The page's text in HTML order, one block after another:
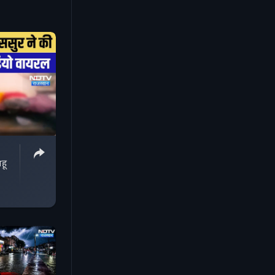
फॉलो करें